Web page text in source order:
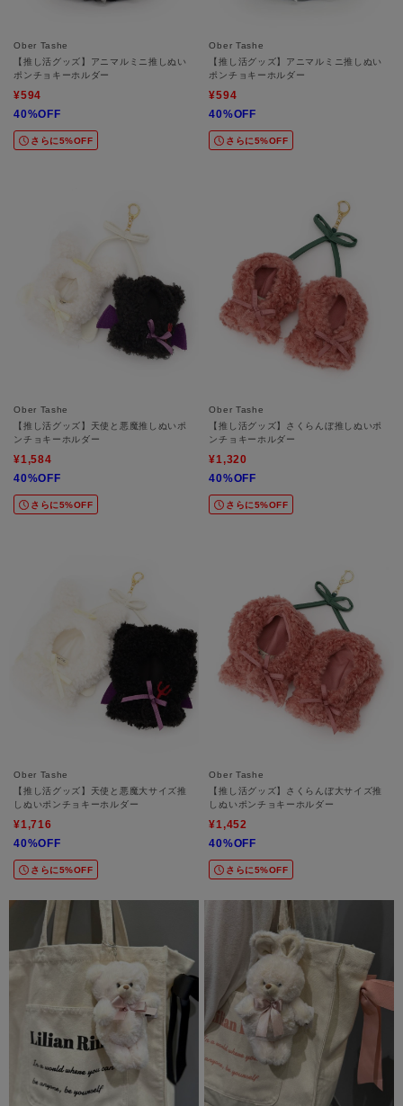
Ober Tashe
【推し活グッズ】アニマルミニ推しぬい
ポンチョキーホルダー
¥594
40%OFF
さらに5%OFF
Ober Tashe
【推し活グッズ】アニマルミニ推しぬい
ポンチョキーホルダー
¥594
40%OFF
さらに5%OFF
Ober Tashe
【推し活グッズ】天使と悪魔推しぬいポ
ンチョキーホルダー
¥1,584
40%OFF
さらに5%OFF
Ober Tashe
【推し活グッズ】さくらんぼ推しぬいポ
ンチョキーホルダー
¥1,320
40%OFF
さらに5%OFF
Ober Tashe
【推し活グッズ】天使と悪魔大サイズ推
しぬいポンチョキーホルダー
¥1,716
40%OFF
さらに5%OFF
Ober Tashe
【推し活グッズ】さくらんぼ大サイズ推
しぬいポンチョキーホルダー
¥1,452
40%OFF
さらに5%OFF